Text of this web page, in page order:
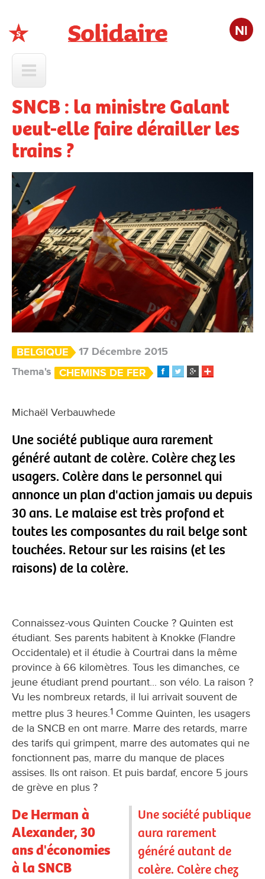
Nl
SNCB : la ministre Galant
veut-elle faire dérailler les
trains ?
BELGIQUE
17 Décembre 2015
Thema's
CHEMINS DE FER
Michaël Verbauwhede
Une société publique aura rarement
généré autant de colère. Colère chez les
usagers. Colère dans le personnel qui
annonce un plan d'action jamais vu depuis
30 ans. Le malaise est très profond et
toutes les composantes du rail belge sont
touchées. Retour sur les raisins (et les
raisons) de la colère.
Connaissez-vous Quinten Coucke ? Quinten est
étudiant. Ses parents habitent à Knokke (Flandre
Occidentale) et il étudie à Courtrai dans la même
province à 66 kilomètres. Tous les dimanches, ce
jeune étudiant prend pourtant... son vélo. La raison ?
Vu les nombreux retards, il lui arrivait souvent de
mettre plus 3 heures.1 Comme Quinten, les usagers
de la SNCB en ont marre. Marre des retards, marre
des tarifs qui grimpent, marre des automates qui ne
fonctionnent pas, marre du manque de places
assises. Ils ont raison. Et puis bardaf, encore 5 jours
de grève en plus ?
Une société publique
aura rarement
généré autant de
colère. Colère chez
De Herman à
Alexander, 30
ans d'économies
à la SNCB